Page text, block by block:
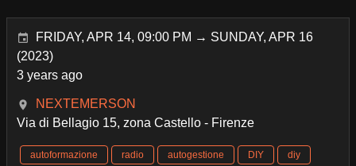
FRIDAY, APR 14, 09:00 PM → SUNDAY, APR 16
(2023)
3 years ago
NEXTEMERSON
Via di Bellagio 15, zona Castello - Firenze
autoformazione radio autogestione DIY
diy